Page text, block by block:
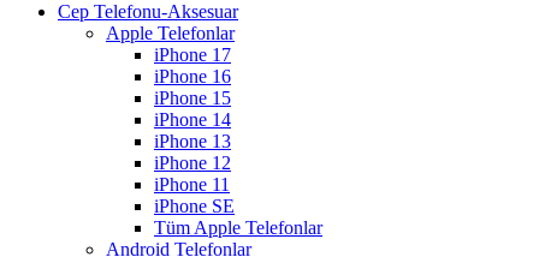
Cep Telefonu-Aksesuar
Apple Telefonlar
iPhone 17
iPhone 16
iPhone 15
iPhone 14
iPhone 13
iPhone 12
iPhone 11
iPhone SE
Tüm Apple Telefonlar
Android Telefonlar